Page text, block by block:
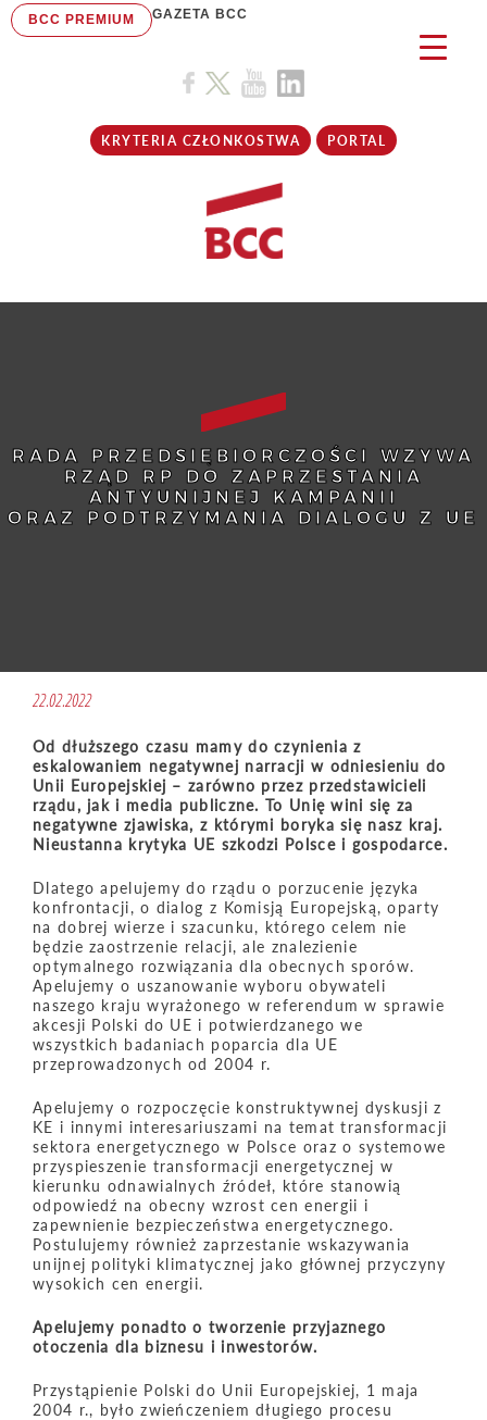
BCC PREMIUM GAZETA BCC
KRYTERIA CZŁONKOSTWA PORTAL
RADA PRZEDSIĘBIORCZOŚCI WZYWA
RZĄD RP DO ZAPRZESTANIA
ANTYUNIJNEJ KAMPANII
ORAZ PODTRZYMANIA DIALOGU Z UE
22.02.2022
Od dłuższego czasu mamy do czynienia z
eskalowaniem negatywnej narracji w odniesieniu do
Unii Europejskiej – zarówno przez przedstawicieli
rządu, jak i media publiczne. To Unię wini się za
negatywne zjawiska, z którymi boryka się nasz kraj.
Nieustanna krytyka UE szkodzi Polsce i gospodarce.
Dlatego apelujemy do rządu o porzucenie języka
konfrontacji, o dialog z Komisją Europejską, oparty
na dobrej wierze i szacunku, którego celem nie
będzie zaostrzenie relacji, ale znalezienie
optymalnego rozwiązania dla obecnych sporów.
Apelujemy o uszanowanie wyboru obywateli
naszego kraju wyrażonego w referendum w sprawie
akcesji Polski do UE i potwierdzanego we
wszystkich badaniach poparcia dla UE
przeprowadzonych od 2004 r.
Apelujemy o rozpoczęcie konstruktywnej dyskusji z
KE i innymi interesariuszami na temat transformacji
sektora energetycznego w Polsce oraz o systemowe
przyspieszenie transformacji energetycznej w
kierunku odnawialnych źródeł, które stanowią
odpowiedź na obecny wzrost cen energii i
zapewnienie bezpieczeństwa energetycznego.
Postulujemy również zaprzestanie wskazywania
unijnej polityki klimatycznej jako głównej przyczyny
wysokich cen energii.
Apelujemy ponadto o tworzenie przyjaznego
otoczenia dla biznesu i inwestorów.
Przystąpienie Polski do Unii Europejskiej, 1 maja
2004 r., było zwieńczeniem długiego procesu